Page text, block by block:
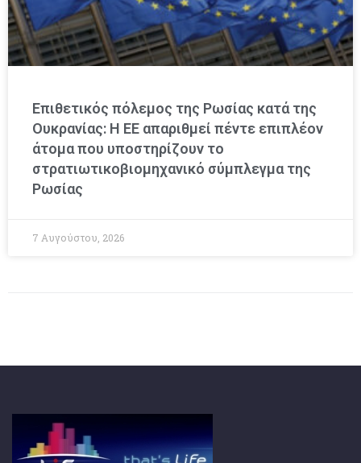
Επιθετικός πόλεμος της Ρωσίας κατά της
Ουκρανίας: Η ΕΕ απαριθμεί πέντε επιπλέον
άτομα που υποστηρίζουν το
στρατιωτικοβιομηχανικό σύμπλεγμα της
Ρωσίας
7 Αυγούστου, 2026